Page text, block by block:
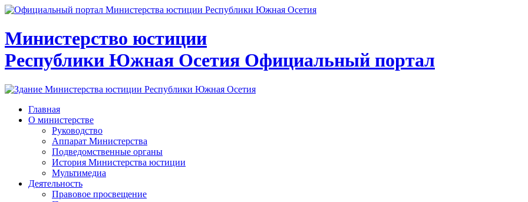
Министерство юстиции
Республики Южная Осетия Официальный портал
Главная
О министерстве
Руководство
Аппарат Министерства
Подведомственные органы
История Министерства юстиции
Мультимедиа
Деятельность
Правовое просвещение